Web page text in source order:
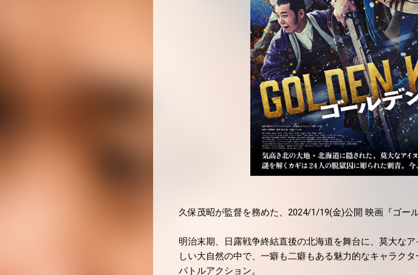
久保茂昭が監督を務めた、2024/1/19(金)公開 映画『ゴー
明治末期、日露戦争終結直後の北海道を舞台に、莫大な
しい大自然の中で、一癖も二癖もある魅力的なキャラク
バトルアクション。